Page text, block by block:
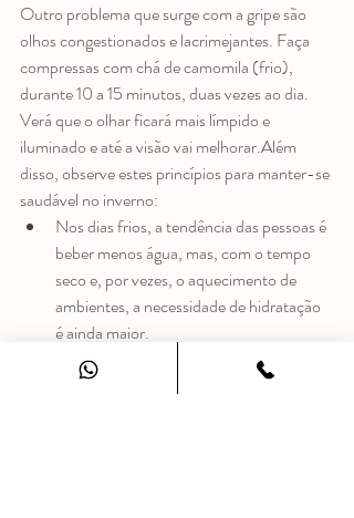
Outro problema que surge com a gripe são
olhos congestionados e lacrimejantes. Faça
compressas com chá de camomila (frio),
durante 10 a 15 minutos, duas vezes ao dia.
Verá que o olhar ficará mais límpido e
iluminado e até a visão vai melhorar.Além
disso, observe estes princípios para manter-se
saudável no inverno:
Nos dias frios, a tendência das pessoas é
beber menos água, mas, com o tempo
seco e, por vezes, o aquecimento de
ambientes, a necessidade de hidratação
é ainda maior.
Alimente-se a cada três horas,
consumindo calorias cheias, como